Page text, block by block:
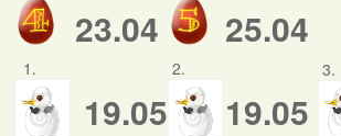
23.04
25.04
1.
19.05
2.
19.05
3.